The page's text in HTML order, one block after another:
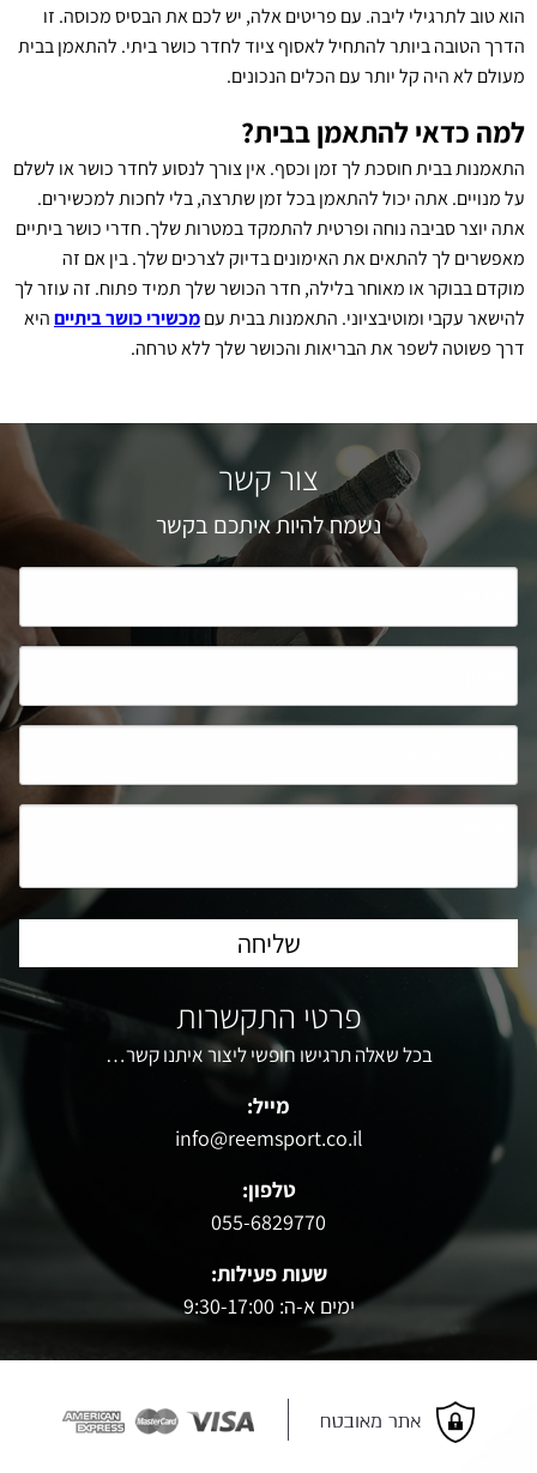
הוא טוב לתרגילי ליבה. עם פריטים אלה, יש לכם את הבסיס מכוסה. זו
הדרך הטובה ביותר להתחיל לאסוף ציוד לחדר כושר ביתי. להתאמן בבית
מעולם לא היה קל יותר עם הכלים הנכונים.
למה כדאי להתאמן בבית?
התאמנות בבית חוסכת לך זמן וכסף. אין צורך לנסוע לחדר כושר או לשלם
על מנויים. אתה יכול להתאמן בכל זמן שתרצה, בלי לחכות למכשירים.
אתה יוצר סביבה נוחה ופרטית להתמקד במטרות שלך. חדרי כושר ביתיים
מאפשרים לך להתאים את האימונים בדיוק לצרכים שלך. בין אם זה
מוקדם בבוקר או מאוחר בלילה, חדר הכושר שלך תמיד פתוח. זה עוזר לך
להישאר עקבי ומוטיבציוני. התאמנות בבית עםמכשירי כושר ביתייםהיא
דרך פשוטה לשפר את הבריאות והכושר שלך ללא טרחה.
צור קשר
נשמח להיות איתכם בקשר
פרטי התקשרות
בכל שאלה תרגישו חופשי ליצור איתנו קשר…
מייל:
info@reemsport.co.il
טלפון:
055-6829770
שעות פעילות:
ימים א-ה: 9:30-17:00